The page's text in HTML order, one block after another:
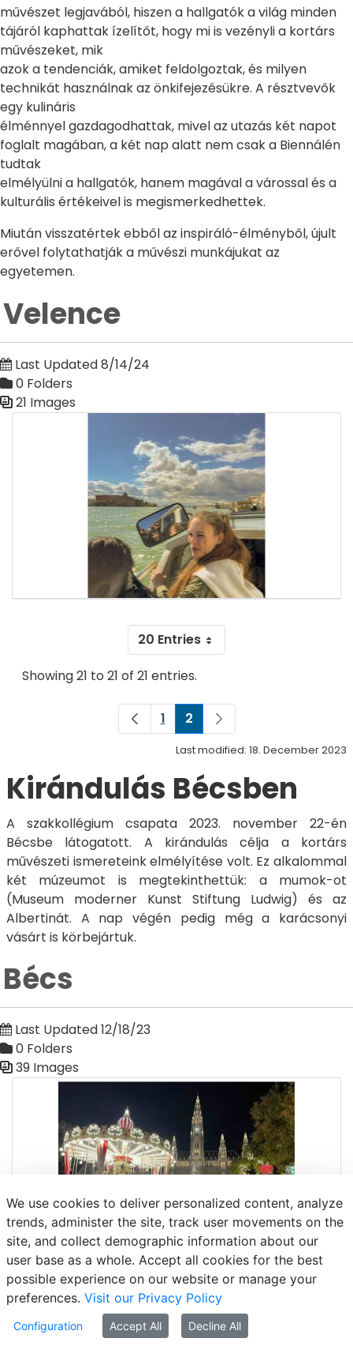
művészet legjavából, hiszen a hallgatók a világ minden
tájáról kaphattak ízelítőt, hogy mi is vezényli a kortárs
művészeket, mik
azok a tendenciák, amiket feldolgoztak, és milyen
technikát használnak az önkifejezésükre. A résztvevők
egy kulináris
élménnyel gazdagodhattak, mivel az utazás két napot
foglalt magában, a két nap alatt nem csak a Biennálén
tudtak
elmélyülni a hallgatók, hanem magával a várossal és a
kulturális értékeivel is megismerkedhettek.
Miután visszatértek ebből az inspiráló-élményből, újult
erővel folytathatják a művészi munkájukat az
egyetemen.
Velence
Last Updated 8/14/24
0 Folders
21 Images
20 Entries
Showing 21 to 21 of 21 entries.
Page
1 Page
2
Last modified: 18. December 2023
Kirándulás Bécsben
A szakkollégium csapata 2023. november 22-én
Bécsbe látogatott. A kirándulás célja a kortárs
művészeti ismereteink elmélyítése volt. Ez alkalommal
két múzeumot is megtekinthettük: a mumok-ot
(Museum moderner Kunst Stiftung Ludwig) és az
Albertinát. A nap végén pedig még a karácsonyi
vásárt is körbejártuk.
Bécs
Last Updated 12/18/23
0 Folders
39 Images
Media Gallery
We use cookies to deliver personalized content, analyze
trends, administer the site, track user movements on the
site, and collect demographic information about our
user base as a whole. Accept all cookies for the best
possible experience on our website or manage your
preferences. Visit our Privacy Policy
Configuration Accept All Decline All